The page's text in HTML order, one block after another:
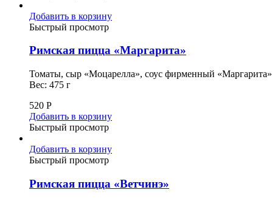
Добавить в корзину
Быстрый просмотр
Римская пицца «Маргарита»
Томаты, сыр «Моцарелла», соус фирменный «Маргарита»
Вес: 475 г
520 Р
Добавить в корзину
Быстрый просмотр
Добавить в корзину
Быстрый просмотр
Римская пицца «Ветчинэ»